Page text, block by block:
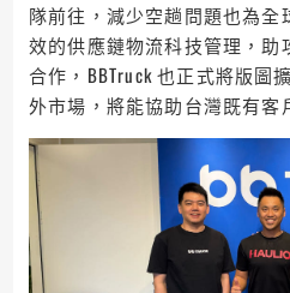
隊前往，減少空趟問題也為全
效的供應鏈物流科技管理，
合作，BBTruck 也正式將版圖
外市場，將能協助台灣既有客